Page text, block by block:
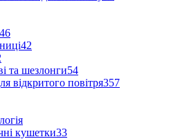
46
42
та шезлонги54
відкритого повітря357
кушетки33